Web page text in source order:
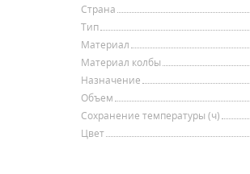
Страна
Тип
Материал
Материал колбы
Назначение
Объем
Сохранение температуры (ч)
Цвет